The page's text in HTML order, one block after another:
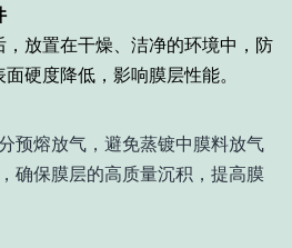
，放置在干燥、洁净的环境中，防
硬度降低，影响膜层性能。
预熔放气，避免蒸镀中膜料放气
确保膜层的高质量沉积，提高膜